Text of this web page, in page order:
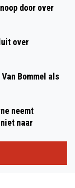
door over
over
Bommel als
neemt
naar